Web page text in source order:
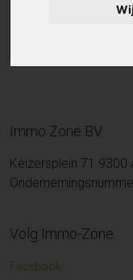
Immo Zone BV
Keizersplein 71 9300
Volg Immo-Zone
Facebook